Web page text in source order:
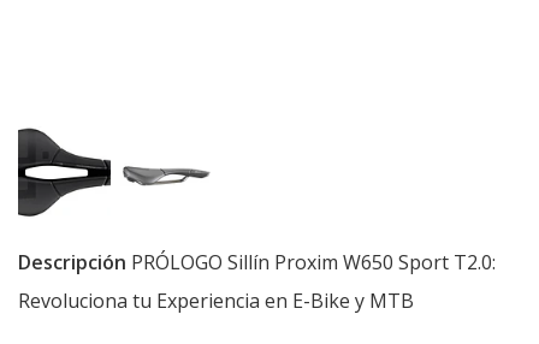
Descripción PRÓLOGO Sillín Proxim W650 Sport T2.0:
Revoluciona tu Experiencia en E-Bike y MTB